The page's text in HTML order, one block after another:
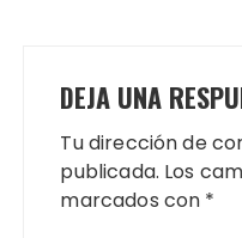
DEJA UNA
Tu dirección de
publicada. Los
marcados con *